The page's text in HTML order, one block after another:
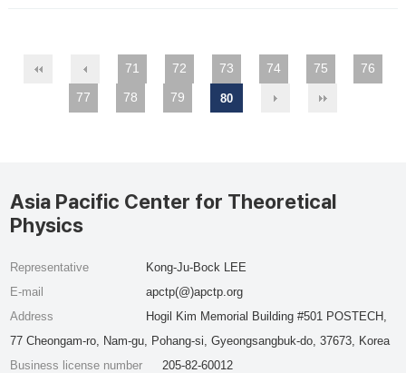
71 72 73 74 75
76
77
78 79 80
Asia Pacific Center for Theoretical
Physics
Representative
Kong-Ju-Bock LEE
E-mail
apctp(@)apctp.org
Address
Hogil Kim Memorial Building #501 POSTECH,
77 Cheongam-ro, Nam-gu, Pohang-si, Gyeongsangbuk-do, 37673, Korea
Business license number
205-82-60012